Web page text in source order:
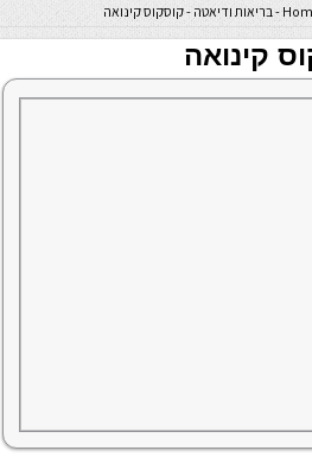
-בריאות ודיאטה -קוסקוס קינואה
קינואה